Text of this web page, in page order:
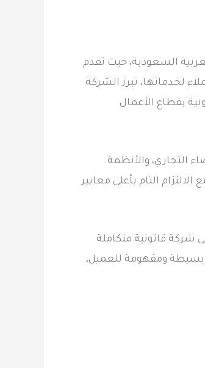
السعودية، حيث تقدم
لخدماتها، تبرز الشركة
بقطاع الأعمال
التجاري، والأنظمة
التام بأعلى معايير
قانونية متكاملة
بسيطة ومفهومة للعميل،